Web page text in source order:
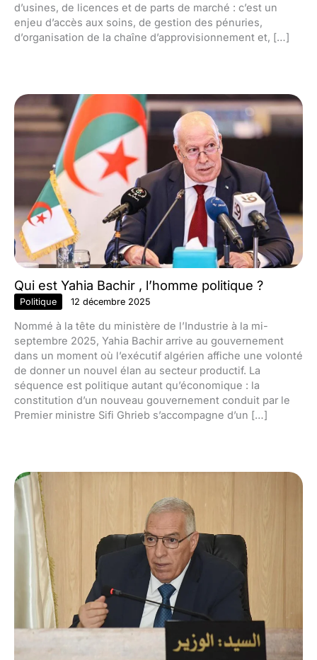
d’usines, de licences et de parts de marché : c’est un
enjeu d’accès aux soins, de gestion des pénuries,
d’organisation de la chaîne d’approvisionnement et, […]
Qui est Yahia Bachir , l’homme politique ?
Politique 12 décembre 2025
Nommé à la tête du ministère de l’Industrie à la mi-
septembre 2025, Yahia Bachir arrive au gouvernement
dans un moment où l’exécutif algérien affiche une volonté
de donner un nouvel élan au secteur productif. La
séquence est politique autant qu’économique : la
constitution d’un nouveau gouvernement conduit par le
Premier ministre Sifi Ghrieb s’accompagne d’un […]